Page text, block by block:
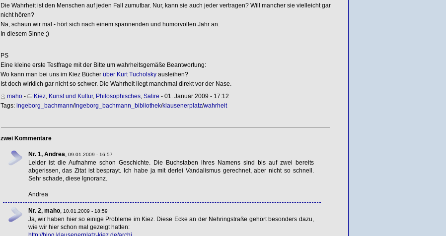
Die Wahrheit ist den Menschen auf jeden Fall zumutbar. Nur, kann sie auch jeder vertragen? Will mancher sie vielleicht gar
nicht hören?
Na, schaun wir mal - hört sich nach einem spannenden und humorvollen Jahr an.
In diesem Sinne ;)
PS
Eine kleine erste Testfrage mit der Bitte um wahrheitsgemäße Beantwortung:
Wo kann man bei uns im Kiez Bücher über Kurt Tucholskyausleihen?
Ist doch wirklich gar nicht so schwer. Die Wahrheit liegt manchmal direkt vor der Nase.
maho- Kiez, Kunst und Kultur, Philosophisches, Satire - 01. Januar 2009 - 17:12
Tags: ingeborg_bachmann/ingeborg_bachmann_bibliothek/klausenerplatz/wahrheit
zwei Kommentare
Nr. 1, Andrea 09.01.2009 - 16:57
Leider ist die Aufnahme schon Geschichte. Die Buchstaben ihres Namens sind bis auf zwei bereits
abgerissen, das Zitat ist besprayt. Ich habe ja mit derlei Vandalismus gerechnet, aber nicht so schnell.
Sehr schade, diese Ignoranz.
Andrea
Nr. 2, maho, 10.01.2009 - 18:59
Ja, wir haben hier so einige Probleme im Kiez. Diese Ecke an der Nehringstraße gehört besonders dazu,
wie wir hier schon mal gezeigt hatten: